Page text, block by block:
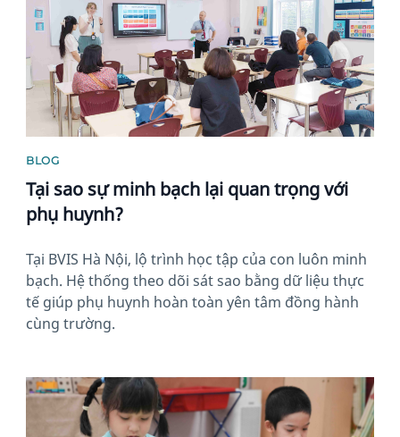
BLOG
Tại sao sự minh bạch lại quan trọng với
phụ huynh?
Tại BVIS Hà Nội, lộ trình học tập của con luôn minh
bạch. Hệ thống theo dõi sát sao bằng dữ liệu thực
tế giúp phụ huynh hoàn toàn yên tâm đồng hành
cùng trường.
News image